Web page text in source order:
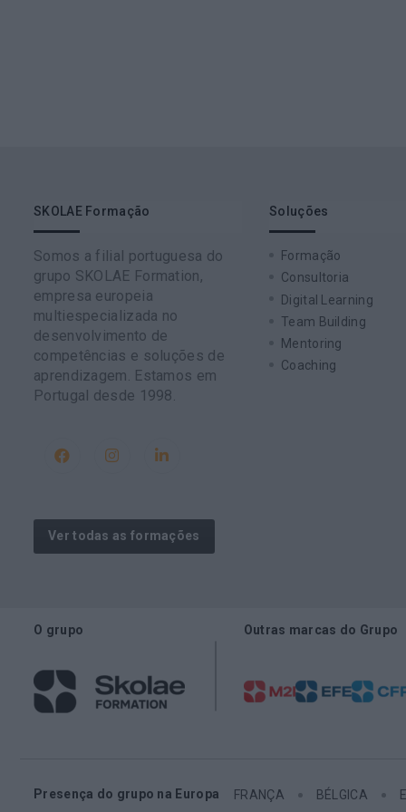
SKOLAE Formação
Somos a filial portuguesa do
grupo SKOLAE Formation,
empresa europeia
multiespecializada no
desenvolvimento de
competências e soluções de
aprendizagem. Estamos em
Portugal desde 1998.
Ver todas as formações
Soluções
Formação
Consultoria
Digital Learning
Team Building
Mentoring
Coaching
O grupo Outras marcas do Grupo
Presença do grupo na Europa FRANÇA BÉLGICA